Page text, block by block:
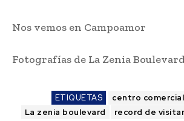
Nos vemos en Campoamor
Fotografías de La Zenia
ETIQUETAS centro comercial
La zenia boulevard
record de